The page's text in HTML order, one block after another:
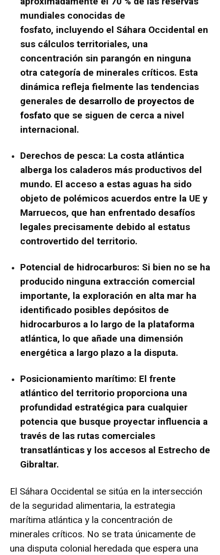
mundiales conocidas de
fosfato, incluyendo el Sáhara Occidental en
sus cálculos territoriales, una
concentración sin parangón en ninguna
otra categoría de minerales críticos. Esta
dinámica refleja fielmente las tendencias
generales de desarrollo de proyectos de
fosfato que se siguen de cerca a nivel
internacional.
Derechos de pesca: La costa atlántica
alberga los caladeros más productivos del
mundo. El acceso a estas aguas ha sido
objeto de polémicos acuerdos entre la UE y
Marruecos, que han enfrentado desafíos
legales precisamente debido al estatus
controvertido del territorio.
Potencial de hidrocarburos: Si bien no se ha
producido ninguna extracción comercial
importante, la exploración en alta mar ha
identificado posibles depósitos de
hidrocarburos a lo largo de la plataforma
atlántica, lo que añade una dimensión
energética a largo plazo a la disputa.
Posicionamiento marítimo: El frente
atlántico del territorio proporciona una
profundidad estratégica para cualquier
potencia que busque proyectar influencia a
través de las rutas comerciales
transatlánticas y los accesos al Estrecho de
Gibraltar.
El Sáhara Occidental se sitúa en la intersección
de la seguridad alimentaria, la estrategia
marítima atlántica y la concentración de
minerales críticos. No se trata únicamente de
una disputa colonial heredada que espera una